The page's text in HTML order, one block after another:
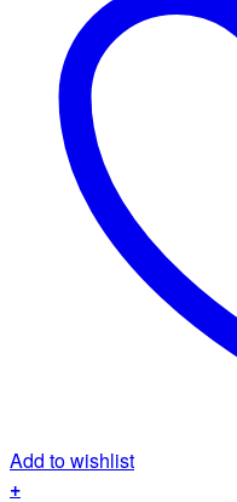
Add to wishlist
+